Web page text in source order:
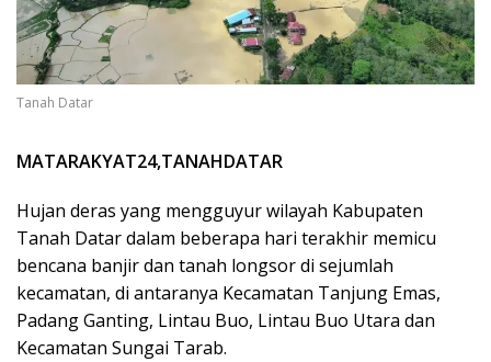
Tanah Datar
MATARAKYAT24,TANAHDATAR
Hujan deras yang mengguyur wilayah Kabupaten
Tanah Datar dalam beberapa hari terakhir memicu
bencana banjir dan tanah longsor di sejumlah
kecamatan, di antaranya Kecamatan Tanjung Emas,
Padang Ganting, Lintau Buo, Lintau Buo Utara dan
Kecamatan Sungai Tarab.